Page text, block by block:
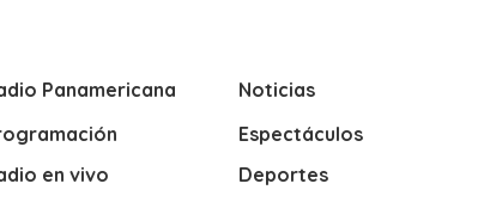
Panamericana
en vivo
Noticias
Espectáculos
Deportes